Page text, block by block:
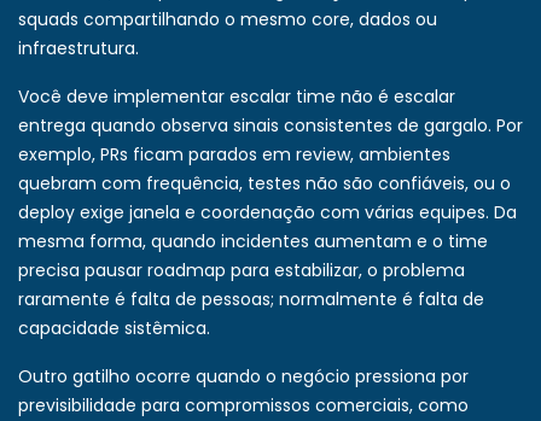
squads compartilhando o mesmo core, dados ou
infraestrutura.
Você deve implementar escalar time não é escalar
entrega quando observa sinais consistentes de gargalo. Por
exemplo, PRs ficam parados em review, ambientes
quebram com frequência, testes não são confiáveis, ou o
deploy exige janela e coordenação com várias equipes. Da
mesma forma, quando incidentes aumentam e o time
precisa pausar roadmap para estabilizar, o problema
raramente é falta de pessoas; normalmente é falta de
capacidade sistêmica.
Outro gatilho ocorre quando o negócio pressiona por
previsibilidade para compromissos comerciais, como